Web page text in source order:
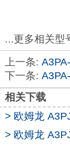
A3PA-
颜色：蓝色。
可安装在
配环时）。
可用摆杆方
24EOW
开关部位3
标准配备了
...更多相关型
上一条:
下一条:
相关下载
> 欧姆龙
> 欧姆龙